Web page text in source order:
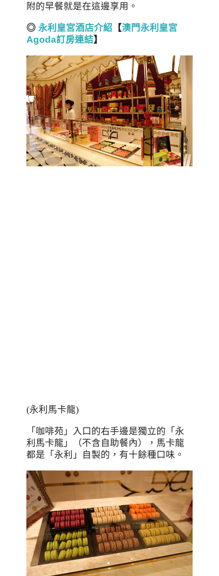
附的早餐就是在這邊享用。
◎ 永利皇宮酒店介紹 【澳門永利皇宮
Agoda訂房連結】
(永利馬卡龍)
「咖啡苑」入口的右手邊是獨立的「永
利馬卡龍」（不含自助餐內），馬卡龍
都是「永利」自製的，有十餘種口味。